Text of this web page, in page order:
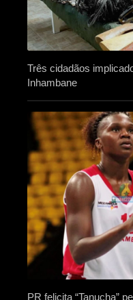
Três cidadãos
Inhambane
PR felicita “Tanucha”